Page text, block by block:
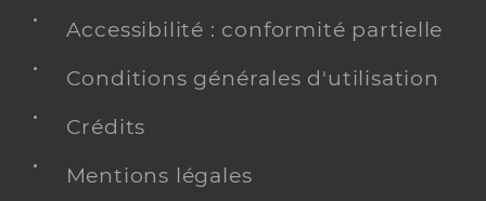
Accessibilité : conformité partielle
Conditions générales d'utilisation
Crédits
Mentions légales